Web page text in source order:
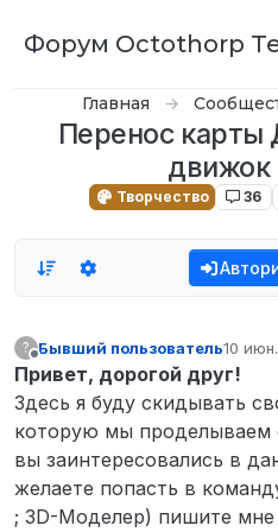
Форум Octothorp
Главная
Перенос карты
движок
Творчество 36
? Бывший пользователь10
Привет, дорогой друг!
Здесь я буду скидывать
которую мы проделываем
вы заинтересовались в
желаете попасть в
; 3D-Моделер) пишите